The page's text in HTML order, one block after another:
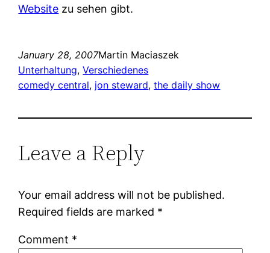
Website zu sehen gibt.
January 28, 2007Martin Maciaszek
Unterhaltung, Verschiedenes
comedy central, jon steward, the daily show
Leave a Reply
Your email address will not be published.
Required fields are marked *
Comment *